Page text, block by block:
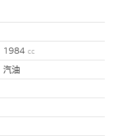
1984 cc
汽油